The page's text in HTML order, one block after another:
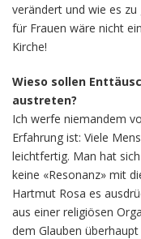
verändert und wie es
für Frauen wäre nicht
Kirche!
Wieso sollen
austreten?
Ich werfe niemandem
Erfahrung ist: Viele
leichtfertig. Man hat
keine «Resonanz» mit
Hartmut Rosa es
aus einer religiösen
dem Glauben